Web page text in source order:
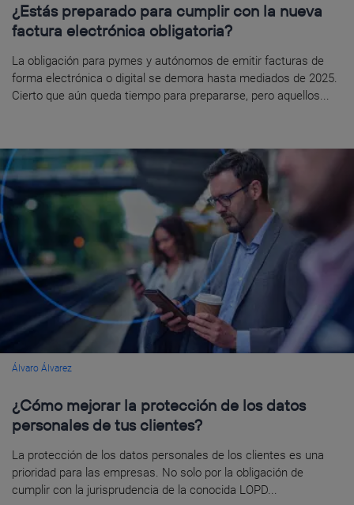
¿Estás preparado para cumplir con la nueva
factura electrónica obligatoria?
La obligación para pymes y autónomos de emitir facturas de
forma electrónica o digital se demora hasta mediados de 2025.
Cierto que aún queda tiempo para prepararse, pero aquellos...
Álvaro Álvarez
¿Cómo mejorar la protección de los datos
personales de tus clientes?
La protección de los datos personales de los clientes es una
prioridad para las empresas. No solo por la obligación de
cumplir con la jurisprudencia de la conocida LOPD...